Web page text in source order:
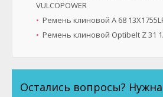
VULCOPOWER
Ремень клиновой A 68
Ремень клиновой Optibelt Z 31
Остались вопросы?